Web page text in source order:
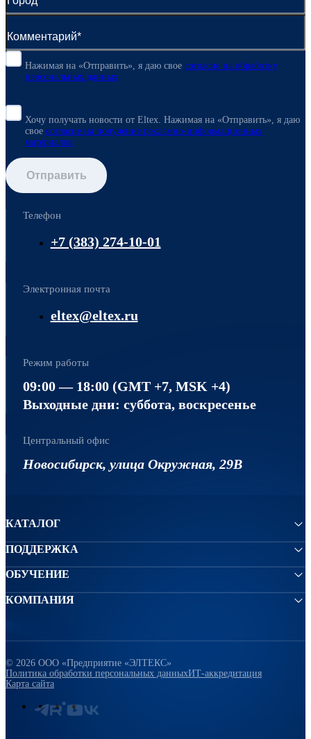
Нажимая на «Отправить», я даю свое согласие на обработку
персональных данных
Хочу получать новости от Eltex. Нажимая на «Отправить», я даю
свое согласие на получение рекламно-информационных
материалов
Отправить
Телефон
+7 (383) 274-10-01
Электронная почта
eltex@eltex.ru
Режим работы
09:00 — 18:00 (GMT +7, MSK +4)
Выходные дни: суббота, воскресенье
Центральный офис
Новосибирск, улица Окружная, 29В
КАТАЛОГ
ПОДДЕРЖКА
ОБУЧЕНИЕ
КОМПАНИЯ
© 2026 ООО «Предприятие «ЭЛТЕКС»
Политика обработки персональных данныхИТ-аккредитация
Карта сайта